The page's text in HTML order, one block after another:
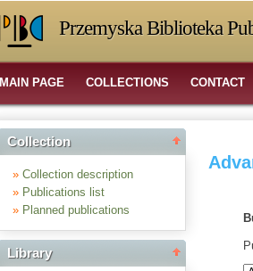
Przemyska Biblioteka
MAIN PAGE COLLECTIONS CONTACT
Collection
» Collection description
» Publications list
» Planned publications
Library